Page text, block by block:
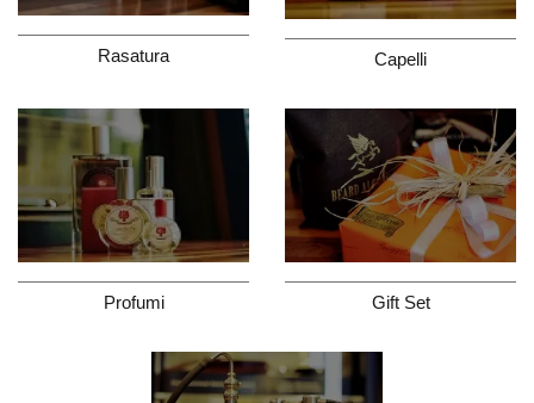
Rasatura Capelli
Profumi Gift Set